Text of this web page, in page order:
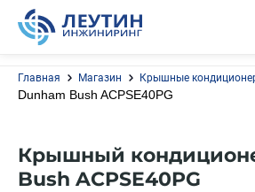
Главная Магазин Крышные
Dunham Bush ACPSE40PG
Крышный
Bush ACPSE40PG